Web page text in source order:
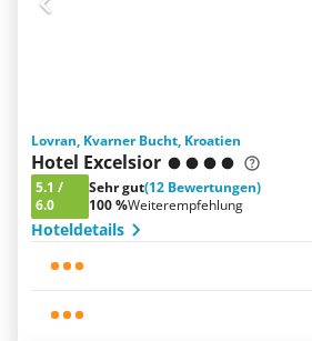
Lovran, Kvarner Bucht, Kroatien
Hotel Excelsior
5.1 /
6.0
Sehr gut(12 Bewertungen)
100 %Weiterempfehlung
Hoteldetails